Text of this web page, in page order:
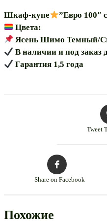
Шкаф-купе
”Евро 100″
Цвета:
Ясень Шимо Темный/
В наличии и под заказ
Гарантия 1,5 года
Tweet
Share on Facebook
Похожие